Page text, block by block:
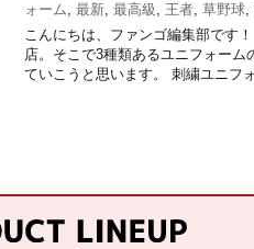
ォーム, 最新, 最高級 , 王者, 草野球,
こんにちは、ファンゴ編集部です
店。そこで3種類あるユニフォーム
ていこうと思います。 刺繍ユニフ